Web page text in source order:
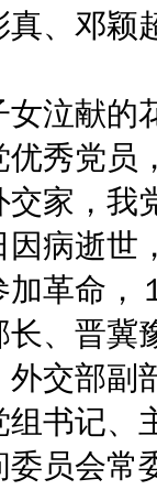
、邓颖
泣献的
秀党员
家，我
因病逝世
革命，
、晋
交部副
书记、
员会常